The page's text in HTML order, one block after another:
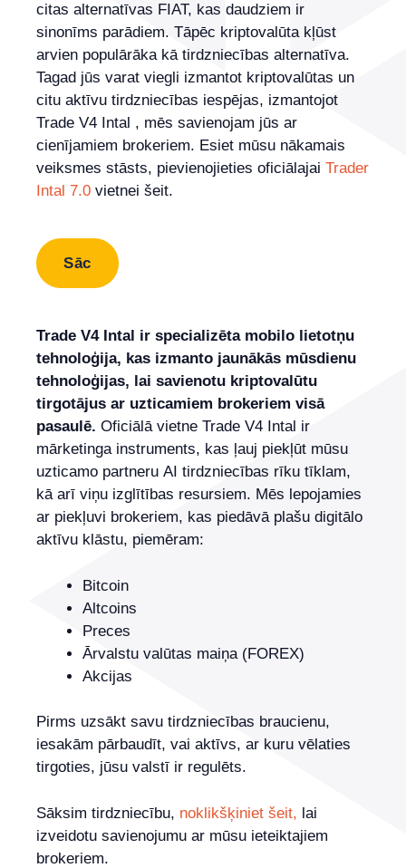
citas alternatīvas FIAT, kas daudziem ir
sinonīms parādiem. Tāpēc kriptovalūta kļūst
arvien populārāka kā tirdzniecības alternatīva.
Tagad jūs varat viegli izmantot kriptovalūtas un
citu aktīvu tirdzniecības iespējas, izmantojot
Trade V4 Intal , mēs savienojam jūs ar
cienījamiem brokeriem. Esiet mūsu nākamais
veiksmes stāsts, pievienojieties oficiālajai Trader
Intal 7.0 vietnei šeit.
Sāc
Trade V4 Intal ir specializēta mobilo lietotņu
tehnoloģija, kas izmanto jaunākās mūsdienu
tehnoloģijas, lai savienotu kriptovalūtu
tirgotājus ar uzticamiem brokeriem visā
pasaulē.
mārketinga instruments, kas ļauj piekļūt mūsu
uzticamo partneru AI tirdzniecības rīku tīklam,
kā arī viņu izglītības resursiem. Mēs lepojamies
ar piekļuvi brokeriem, kas piedāvā plašu digitālo
aktīvu klāstu, piemēram:
Bitcoin
Altcoins
Preces
Ārvalstu valūtas maiņa (FOREX)
Akcijas
Pirms uzsākt savu tirdzniecības braucienu,
iesakām pārbaudīt, vai aktīvs, ar kuru vēlaties
tirgoties, jūsu valstī ir regulēts.
Sāksim tirdzniecību, noklikšķiniet šeit, lai
izveidotu savienojumu ar mūsu ieteiktajiem
brokeriem.